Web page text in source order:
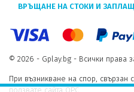
ВРЪЩАНЕ НА СТОКИ И
© 2026 - Gplay.bg - Всички права
При възникване на спор,
ползвате сайта ОРС.